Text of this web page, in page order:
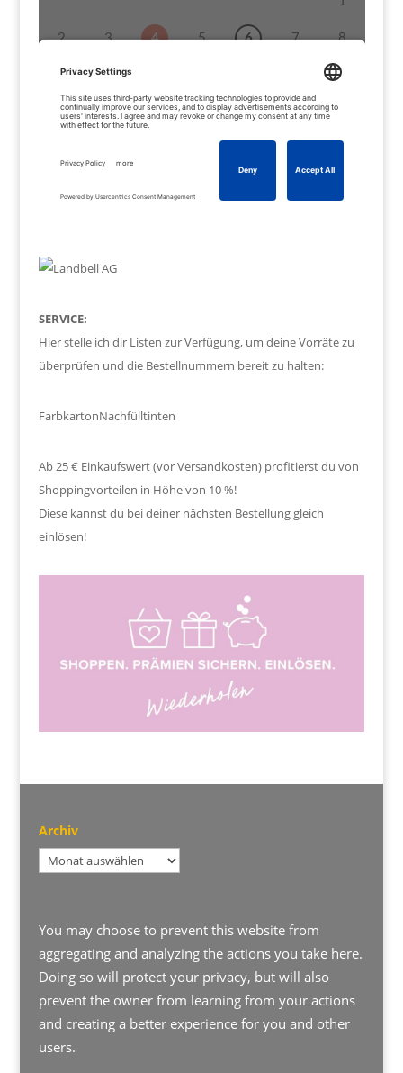
SERVICE:
Hier stelle ich dir Listen zur Verfügung, um deine Vorräte zu
überprüfen und die Bestellnummern bereit zu halten:
FarbkartonNachfülltinten
Ab 25 € Einkaufswert (vor Versandkosten) profitierst du von
Shoppingvorteilen in Höhe von 10 %!
Diese kannst du bei deiner nächsten Bestellung gleich
einlösen!
Archiv
Archiv
You may choose to prevent this website from
aggregating and analyzing the actions you take here.
Doing so will protect your privacy, but will also
prevent the owner from learning from your actions
and creating a better experience for you and other
users.